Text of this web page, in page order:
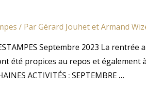
/ ParGérard Jouhet et Armand
Septembre 2023 La rentrée
été propices au repos et également
ACTIVITÉS : SEPTEMBRE …